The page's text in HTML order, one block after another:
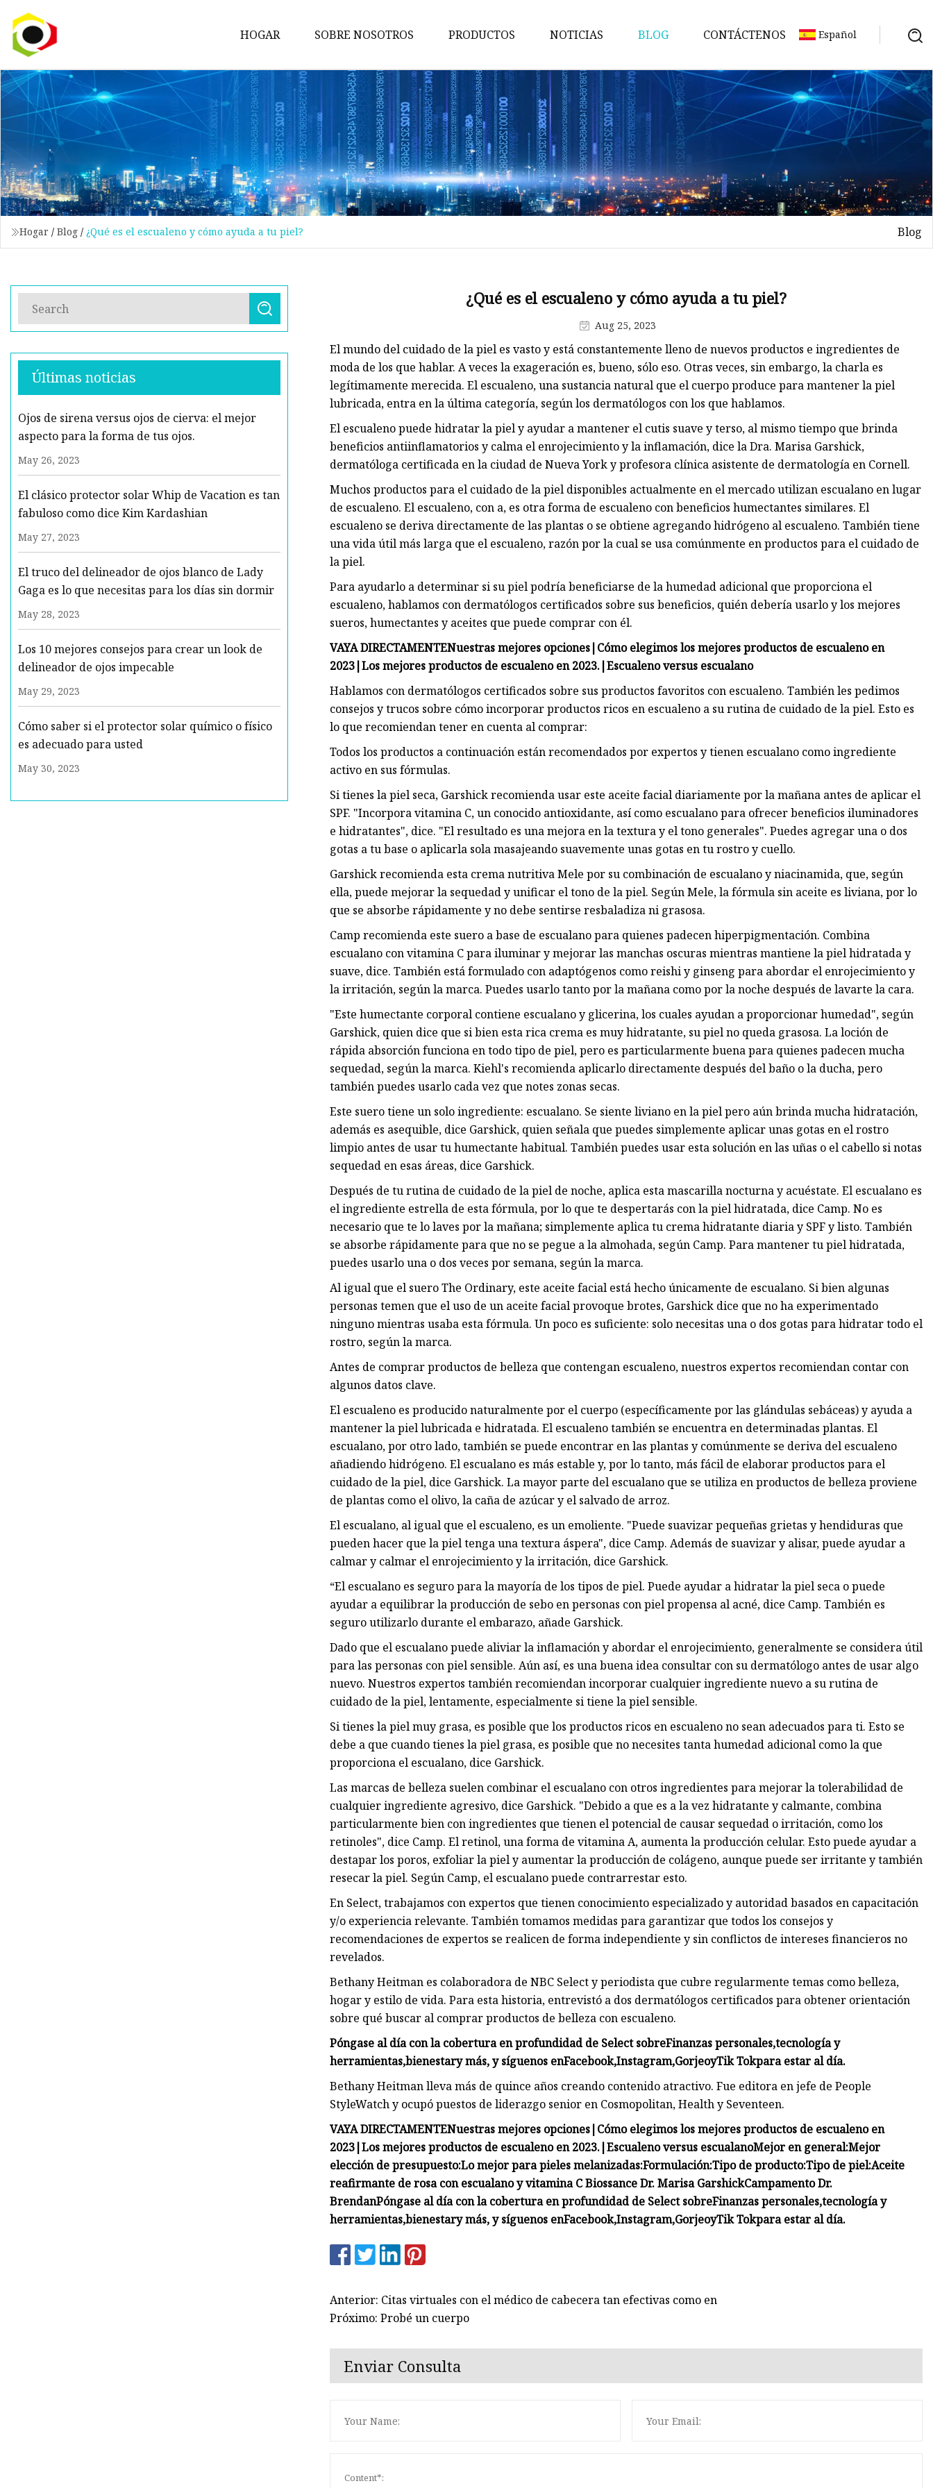
HOGAR SOBRE NOSOTROS PRODUCTOS
hacer cual
Maquillaje de ojo
maquillaje de labios
maquillaje de cara
Maquillaje De Cejas
Delineador de ojos
Aerosol de niebla
Lápiz para cejas
NOTICIAS BLOG CONTÁCTENOS Español
Hogar / Blog / ¿Qué es el escualeno y cómo ayuda a tu piel? Blog
Últimas noticias
Ojos de sirena versus ojos de cierva: el mejor
aspecto para la forma de tus ojos.
May 26, 2023
El clásico protector solar Whip de Vacation es tan
fabuloso como dice Kim Kardashian
May 27, 2023
El truco del delineador de ojos blanco de Lady
Gaga es lo que necesitas para los días sin dormir
May 28, 2023
Los 10 mejores consejos para crear un look de
delineador de ojos impecable
May 29, 2023
Cómo saber si el protector solar químico o físico
es adecuado para usted
May 30, 2023
¿Qué es el escualeno y cómo ayuda a tu piel?
Aug 25, 2023
El mundo del cuidado de la piel es vasto y está constantemente lleno de nuevos productos e ingredientes de
moda de los que hablar. A veces la exageración es, bueno, sólo eso. Otras veces, sin embargo, la charla es
legítimamente merecida. El escualeno, una sustancia natural que el cuerpo produce para mantener la piel
lubricada, entra en la última categoría, según los dermatólogos con los que hablamos.
El escualeno puede hidratar la piel y ayudar a mantener el cutis suave y terso, al mismo tiempo que brinda
beneficios antiinflamatorios y calma el enrojecimiento y la inflamación, dice la Dra. Marisa Garshick,
dermatóloga certificada en la ciudad de Nueva York y profesora clínica asistente de dermatología en Cornell.
Muchos productos para el cuidado de la piel disponibles actualmente en el mercado utilizan escualano en lugar
de escualeno. El escualeno, con a, es otra forma de escualeno con beneficios humectantes similares. El
escualeno se deriva directamente de las plantas o se obtiene agregando hidrógeno al escualeno. También tiene
una vida útil más larga que el escualeno, razón por la cual se usa comúnmente en productos para el cuidado de
la piel.
Para ayudarlo a determinar si su piel podría beneficiarse de la humedad adicional que proporciona el
escualeno, hablamos con dermatólogos certificados sobre sus beneficios, quién debería usarlo y los mejores
sueros, humectantes y aceites que puede comprar con él.
VAYA DIRECTAMENTENuestras mejores opciones| Cómo elegimos los mejores productos de escualeno en
2023|Los mejores productos de escualeno en 2023.|Escualeno versus escualano
Hablamos con dermatólogos certificados sobre sus productos favoritos con escualeno. También les pedimos
consejos y trucos sobre cómo incorporar productos ricos en escualeno a su rutina de cuidado de la piel. Esto es
lo que recomiendan tener en cuenta al comprar:
Todos los productos a continuación están recomendados por expertos y tienen escualano como ingrediente
activo en sus fórmulas.
Si tienes la piel seca, Garshick recomienda usar este aceite facial diariamente por la mañana antes de aplicar el
SPF. "Incorpora vitamina C, un conocido antioxidante, así como escualano para ofrecer beneficios iluminadores
e hidratantes", dice. "El resultado es una mejora en la textura y el tono generales". Puedes agregar una o dos
gotas a tu base o aplicarla sola masajeando suavemente unas gotas en tu rostro y cuello.
Garshick recomienda esta crema nutritiva Mele por su combinación de escualano y niacinamida, que, según
ella, puede mejorar la sequedad y unificar el tono de la piel. Según Mele, la fórmula sin aceite es liviana, por lo
que se absorbe rápidamente y no debe sentirse resbaladiza ni grasosa.
Camp recomienda este suero a base de escualano para quienes padecen hiperpigmentación. Combina
escualano con vitamina C para iluminar y mejorar las manchas oscuras mientras mantiene la piel hidratada y
suave, dice. También está formulado con adaptógenos como reishi y ginseng para abordar el enrojecimiento y
la irritación, según la marca. Puedes usarlo tanto por la mañana como por la noche después de lavarte la cara.
"Este humectante corporal contiene escualano y glicerina, los cuales ayudan a proporcionar humedad", según
Garshick, quien dice que si bien esta rica crema es muy hidratante, su piel no queda grasosa. La loción de
rápida absorción funciona en todo tipo de piel, pero es particularmente buena para quienes padecen mucha
sequedad, según la marca. Kiehl's recomienda aplicarlo directamente después del baño o la ducha, pero
también puedes usarlo cada vez que notes zonas secas.
Este suero tiene un solo ingrediente: escualano. Se siente liviano en la piel pero aún brinda mucha hidratación,
además es asequible, dice Garshick, quien señala que puedes simplemente aplicar unas gotas en el rostro
limpio antes de usar tu humectante habitual. También puedes usar esta solución en las uñas o el cabello si notas
sequedad en esas áreas, dice Garshick.
Después de tu rutina de cuidado de la piel de noche, aplica esta mascarilla nocturna y acuéstate. El escualano es
el ingrediente estrella de esta fórmula, por lo que te despertarás con la piel hidratada, dice Camp. No es
necesario que te lo laves por la mañana; simplemente aplica tu crema hidratante diaria y SPF y listo. También
se absorbe rápidamente para que no se pegue a la almohada, según Camp. Para mantener tu piel hidratada,
puedes usarlo una o dos veces por semana, según la marca.
Al igual que el suero The Ordinary, este aceite facial está hecho únicamente de escualano. Si bien algunas
personas temen que el uso de un aceite facial provoque brotes, Garshick dice que no ha experimentado
ninguno mientras usaba esta fórmula. Un poco es suficiente: solo necesitas una o dos gotas para hidratar todo el
rostro, según la marca.
Antes de comprar productos de belleza que contengan escualeno, nuestros expertos recomiendan contar con
algunos datos clave.
El escualeno es producido naturalmente por el cuerpo (específicamente por las glándulas sebáceas) y ayuda a
mantener la piel lubricada e hidratada. El escualeno también se encuentra en determinadas plantas. El
escualano, por otro lado, también se puede encontrar en las plantas y comúnmente se deriva del escualeno
añadiendo hidrógeno. El escualano es más estable y, por lo tanto, más fácil de elaborar productos para el
cuidado de la piel, dice Garshick. La mayor parte del escualano que se utiliza en productos de belleza proviene
de plantas como el olivo, la caña de azúcar y el salvado de arroz.
El escualano, al igual que el escualeno, es un emoliente. "Puede suavizar pequeñas grietas y hendiduras que
pueden hacer que la piel tenga una textura áspera", dice Camp. Además de suavizar y alisar, puede ayudar a
calmar y calmar el enrojecimiento y la irritación, dice Garshick.
“El escualano es seguro para la mayoría de los tipos de piel. Puede ayudar a hidratar la piel seca o puede
ayudar a equilibrar la producción de sebo en personas con piel propensa al acné, dice Camp. También es
seguro utilizarlo durante el embarazo, añade Garshick.
Dado que el escualano puede aliviar la inflamación y abordar el enrojecimiento, generalmente se considera útil
para las personas con piel sensible. Aún así, es una buena idea consultar con su dermatólogo antes de usar algo
nuevo. Nuestros expertos también recomiendan incorporar cualquier ingrediente nuevo a su rutina de
cuidado de la piel, lentamente, especialmente si tiene la piel sensible.
Si tienes la piel muy grasa, es posible que los productos ricos en escualeno no sean adecuados para ti. Esto se
debe a que cuando tienes la piel grasa, es posible que no necesites tanta humedad adicional como la que
proporciona el escualano, dice Garshick.
Las marcas de belleza suelen combinar el escualano con otros ingredientes para mejorar la tolerabilidad de
cualquier ingrediente agresivo, dice Garshick. "Debido a que es a la vez hidratante y calmante, combina
particularmente bien con ingredientes que tienen el potencial de causar sequedad o irritación, como los
retinoles", dice Camp. El retinol, una forma de vitamina A, aumenta la producción celular. Esto puede ayudar a
destapar los poros, exfoliar la piel y aumentar la producción de colágeno, aunque puede ser irritante y también
resecar la piel. Según Camp, el escualano puede contrarrestar esto.
En Select, trabajamos con expertos que tienen conocimiento especializado y autoridad basados ​​en capacitación
y/o experiencia relevante. También tomamos medidas para garantizar que todos los consejos y
recomendaciones de expertos se realicen de forma independiente y sin conflictos de intereses financieros no
revelados.
Bethany Heitman es colaboradora de NBC Select y periodista que cubre regularmente temas como belleza,
hogar y estilo de vida. Para esta historia, entrevistó a dos dermatólogos certificados para obtener orientación
sobre qué buscar al comprar productos de belleza con escualeno.
Póngase al día con la cobertura en profundidad de Select sobreFinanzas personales,tecnología y
herramientas,bienestary más, y síguenos enFacebook,Instagram,GorjeoyTik Tokpara estar al día.
Bethany Heitman lleva más de quince años creando contenido atractivo. Fue editora en jefe de People
StyleWatch y ocupó puestos de liderazgo senior en Cosmopolitan, Health y Seventeen.
VAYA DIRECTAMENTENuestras mejores opciones| Cómo elegimos los mejores productos de escualeno en
2023|Los mejores productos de escualeno en 2023.|Escualeno versus escualanoMejor en general:Mejor
elección de presupuesto:Lo mejor para pieles melanizadas:Formulación:Tipo de producto:Tipo de piel:Aceite
reafirmante de rosa con escualano y vitamina C BiossanceDr. Marisa GarshickCampamento Dr.
BrendanPóngase al día con la cobertura en profundidad de Select sobreFinanzas personales,tecnología y
herramientas,bienestary más, y síguenos enFacebook,Instagram,GorjeoyTik Tokpara estar al día.
Anterior: Citas virtuales con el médico de cabecera tan efectivas como en
Próximo: Probé un cuerpo
Enviar Consulta